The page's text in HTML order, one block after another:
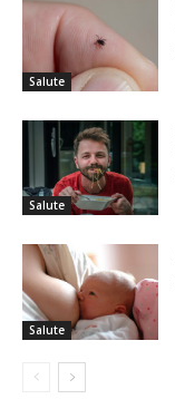
Salute
Salute
Salute